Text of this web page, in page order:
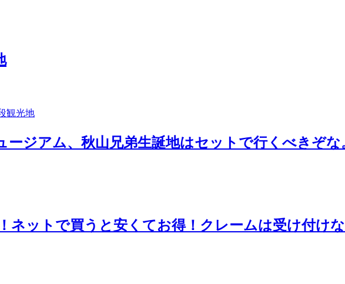
観光地
ージアム、秋山兄弟生誕地はセットで行くべきぞな
ネットで買うと安くてお得！クレームは受け付け